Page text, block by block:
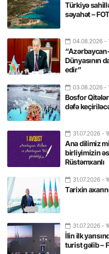
Türkiyə
səyahət –
04.08.2026 -
Dünyasının
edir”
03.08.2026 -
Bosfor
dəfə
31.07.2026 -
Ana dilimiz
birliyimizin
Rüstəmxanlı
31.07.2026 -
Tarixin
31.07.2026 -
İlin ilk
turist gəlib –